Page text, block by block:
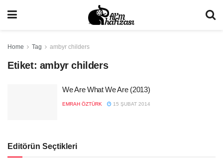
Home Tag ambyr childers
Etiket: ambyr childers
We Are What We Are (2013)
EMRAH ÖZTÜRK 15 ŞUBAT 2014
Editörün Seçtikleri